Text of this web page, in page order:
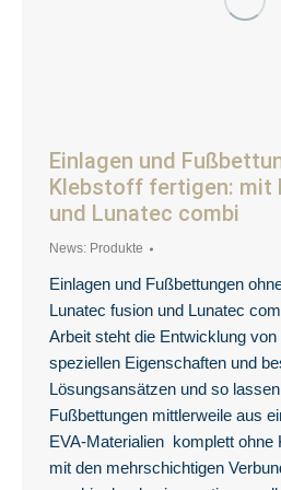
Einlagen und
Klebstoff fertigen: mit
und Lunatec combi
News: Produkte
Einlagen und Fußbettungen
Lunatec fusion und Lunatec
Arbeit steht die Entwicklung
speziellen Eigenschaften und
Lösungsansätzen und so
Fußbettungen mittlerweile aus
EVA-Materialien komplett ohne
mit den mehrschichtigen